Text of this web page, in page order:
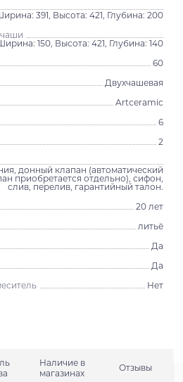
391, Высота: 421, Глубина: 200
150, Высота: 421, Глубина: 140
60
Двухчашевая
Artceramic
6
2
донный клапан (автоматический
приобретается отдельно), сифон,
слив, перелив, гарантийный талон.
20 лет
литьё
Да
Да
Нет
Наличие в
магазинах
Отзывы